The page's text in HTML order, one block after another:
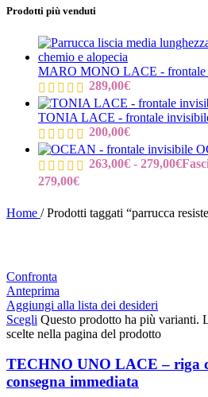
Prodotti più venduti
MARO MONO LACE - frontale
289,00€
TONIA LACE - frontale
200,00€
263,00€ - 279,00€
279,00€
Home / Prodotti taggati “parrucca
Confronta
Anteprima
Aggiungi alla lista dei desideri
Scegli Questo prodotto ha più varianti.
scelte nella pagina del prodotto
TECHNO UNO LACE – riga
consegna immediata